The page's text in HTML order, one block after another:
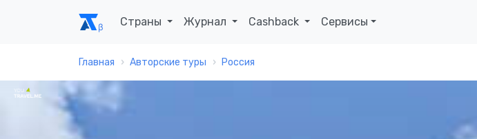
Страны Журнал Cashback Сервисы
Главная Авторские туры Россия